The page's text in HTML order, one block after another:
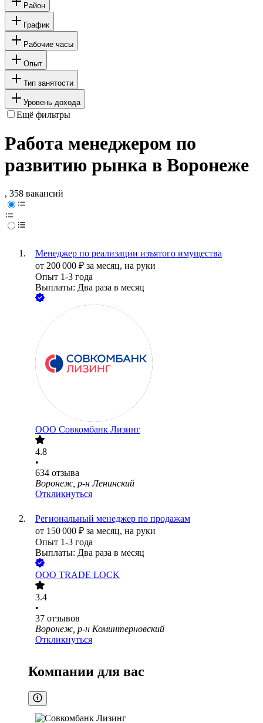
Район
График
Рабочие часы
Опыт
Тип занятости
Уровень дохода
Ещё фильтры
Работа менеджером по
развитию рынка в Воронеже
, 358 вакансий
Менеджер по реализации изъятого имущества
от 200 000 ₽ за месяц, на руки
Опыт 1-3 года
Выплаты: Два раза в месяц
ООО Совкомбанк Лизинг
4.8
•
634 отзыва
Воронеж, р-н Ленинский
Откликнуться
Региональный менеджер по продажам
от 150 000 ₽ за месяц, на руки
Опыт 1-3 года
Выплаты: Два раза в месяц
ООО TRADE LOCK
3.4
•
37 отзывов
Воронеж, р-н Коминтерновский
Откликнуться
Компании для вас